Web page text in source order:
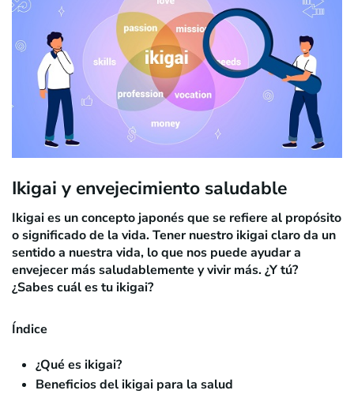
Ikigai y envejecimiento saludable
Ikigai es un concepto japonés que se refiere al propósito
o significado de la vida. Tener nuestro ikigai claro da un
sentido a nuestra vida, lo que nos puede ayudar a
envejecer más saludablemente y vivir más. ¿Y tú?
¿Sabes cuál es tu ikigai?
Índice
¿Qué es ikigai?
Beneficios del ikigai para la salud